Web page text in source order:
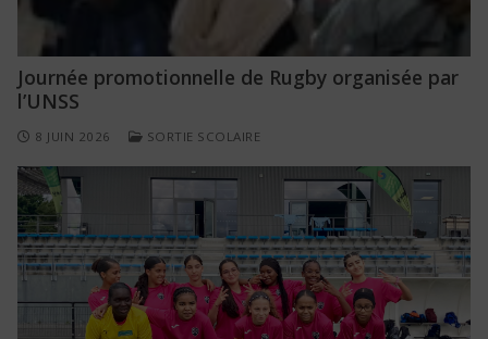
Journée promotionnelle de Rugby organisée par
l’UNSS
8 JUIN 2026 SORTIE SCOLAIRE